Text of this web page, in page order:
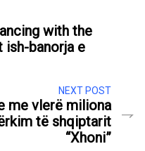
with the
ish-banorja e
NEXT POST
me vlerë miliona
të shqiptarit
“Xhoni”